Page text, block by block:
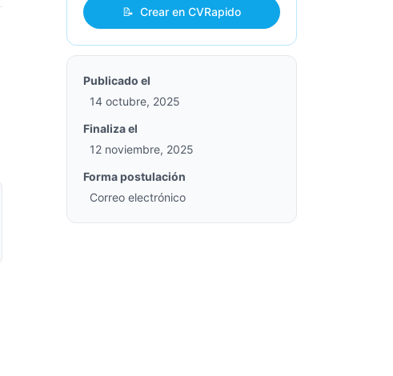
📝 Crear en CVRapido
Publicado el
14 octubre, 2025
Finaliza el
12 noviembre, 2025
Forma postulación
Correo electrónico